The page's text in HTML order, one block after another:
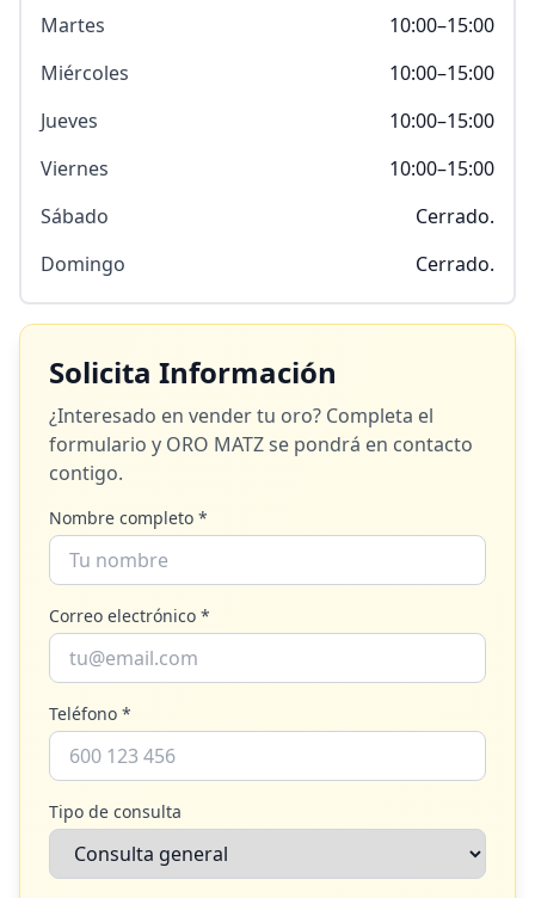
Martes
10:00–15:00
Miércoles
10:00–15:00
Jueves
10:00–15:00
Viernes
10:00–15:00
Sábado
Cerrado.
Domingo
Cerrado.
Solicita Información
¿Interesado en vender tu oro? Completa el
formulario y ORO MATZse pondrá en contacto
contigo.
Nombre completo *
Correo electrónico *
Teléfono *
Tipo de consulta